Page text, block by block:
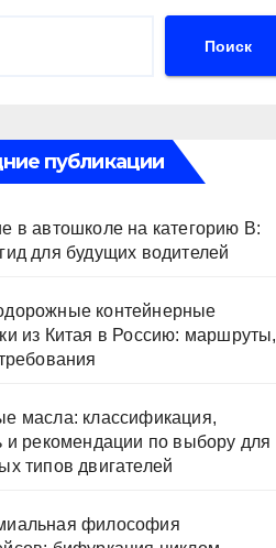
Поиск
публикации
в автошколе на категорию В:
для будущих водителей
контейнерные
из Китая в Россию: маршруты,
масла: классификация,
и рекомендации по выбору для
типов двигателей
философия